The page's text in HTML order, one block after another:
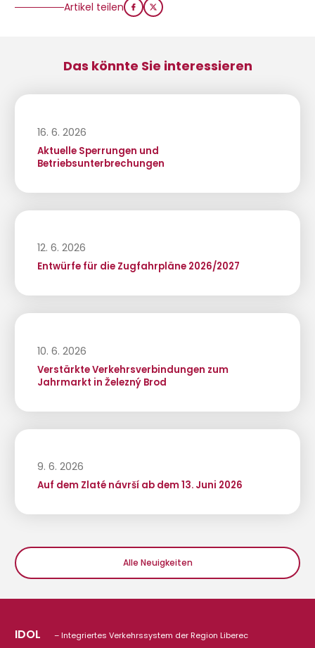
Artikel teilen
Das könnte Sie interessieren
16. 6. 2026
Aktuelle Sperrungen und
Betriebsunterbrechungen
12. 6. 2026
Entwürfe für die Zugfahrpläne 2026/2027
10. 6. 2026
Verstärkte Verkehrsverbindungen zum
Jahrmarkt in Železný Brod
9. 6. 2026
Auf dem Zlaté návrší ab dem 13. Juni 2026
Alle Neuigkeiten
IDOL – Integriertes Verkehrssystem der Region Liberec